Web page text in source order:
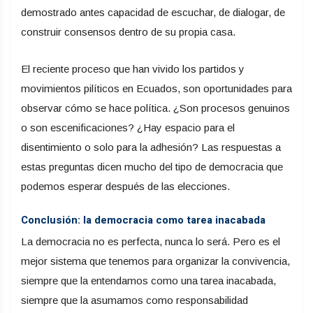
demostrado antes capacidad de escuchar, de dialogar, de
construir consensos dentro de su propia casa.
El reciente proceso que han vivido los partidos y
movimientos pilíticos en Ecuados, son oportunidades para
observar cómo se hace política. ¿Son procesos genuinos
o son escenificaciones? ¿Hay espacio para el
disentimiento o solo para la adhesión? Las respuestas a
estas preguntas dicen mucho del tipo de democracia que
podemos esperar después de las elecciones.
Conclusión: la democracia como tarea inacabada
La democracia no es perfecta, nunca lo será. Pero es el
mejor sistema que tenemos para organizar la convivencia,
siempre que la entendamos como una tarea inacabada,
siempre que la asumamos como responsabilidad